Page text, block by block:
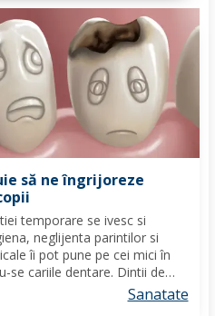
să ne îngrijoreze
temporare se ivesc si
neglijenta parintilor si
îi pot pune pe cei mici în
se cariile dentare. Dintii de
celor permanenti,Sanatate